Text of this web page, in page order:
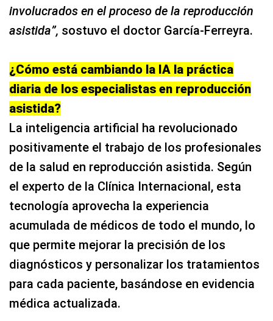
involucrados en el proceso de la reproducción
asistida”, sostuvo el doctor García-Ferreyra.
¿Cómo está cambiando la IA la práctica
diaria de los especialistas en reproducción
asistida?
La inteligencia artificial ha revolucionado
positivamente el trabajo de los profesionales
de la salud en reproducción asistida. Según
el experto de la Clínica Internacional, esta
tecnología aprovecha la experiencia
acumulada de médicos de todo el mundo, lo
que permite mejorar la precisión de los
diagnósticos y personalizar los tratamientos
para cada paciente, basándose en evidencia
médica actualizada.